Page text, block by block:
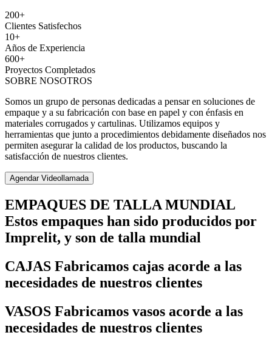
200+
Clientes Satisfechos
10+
Años de Experiencia
600+
Proyectos Completados
SOBRE NOSOTROS
Somos un grupo de personas dedicadas a pensar en soluciones de
empaque y a su fabricación con base en papel y con énfasis en
materiales corrugados y cartulinas. Utilizamos equipos y
herramientas que junto a procedimientos debidamente diseñados nos
permiten asegurar la calidad de los productos, buscando la
satisfacción de nuestros clientes.
Agendar Videollamada
EMPAQUES DE TALLA MUNDIAL
Estos empaques han sido producidos por
Imprelit, y son de talla mundial
CAJAS Fabricamos cajas acorde a las
necesidades de nuestros clientes
VASOS Fabricamos vasos acorde a las
necesidades de nuestros clientes